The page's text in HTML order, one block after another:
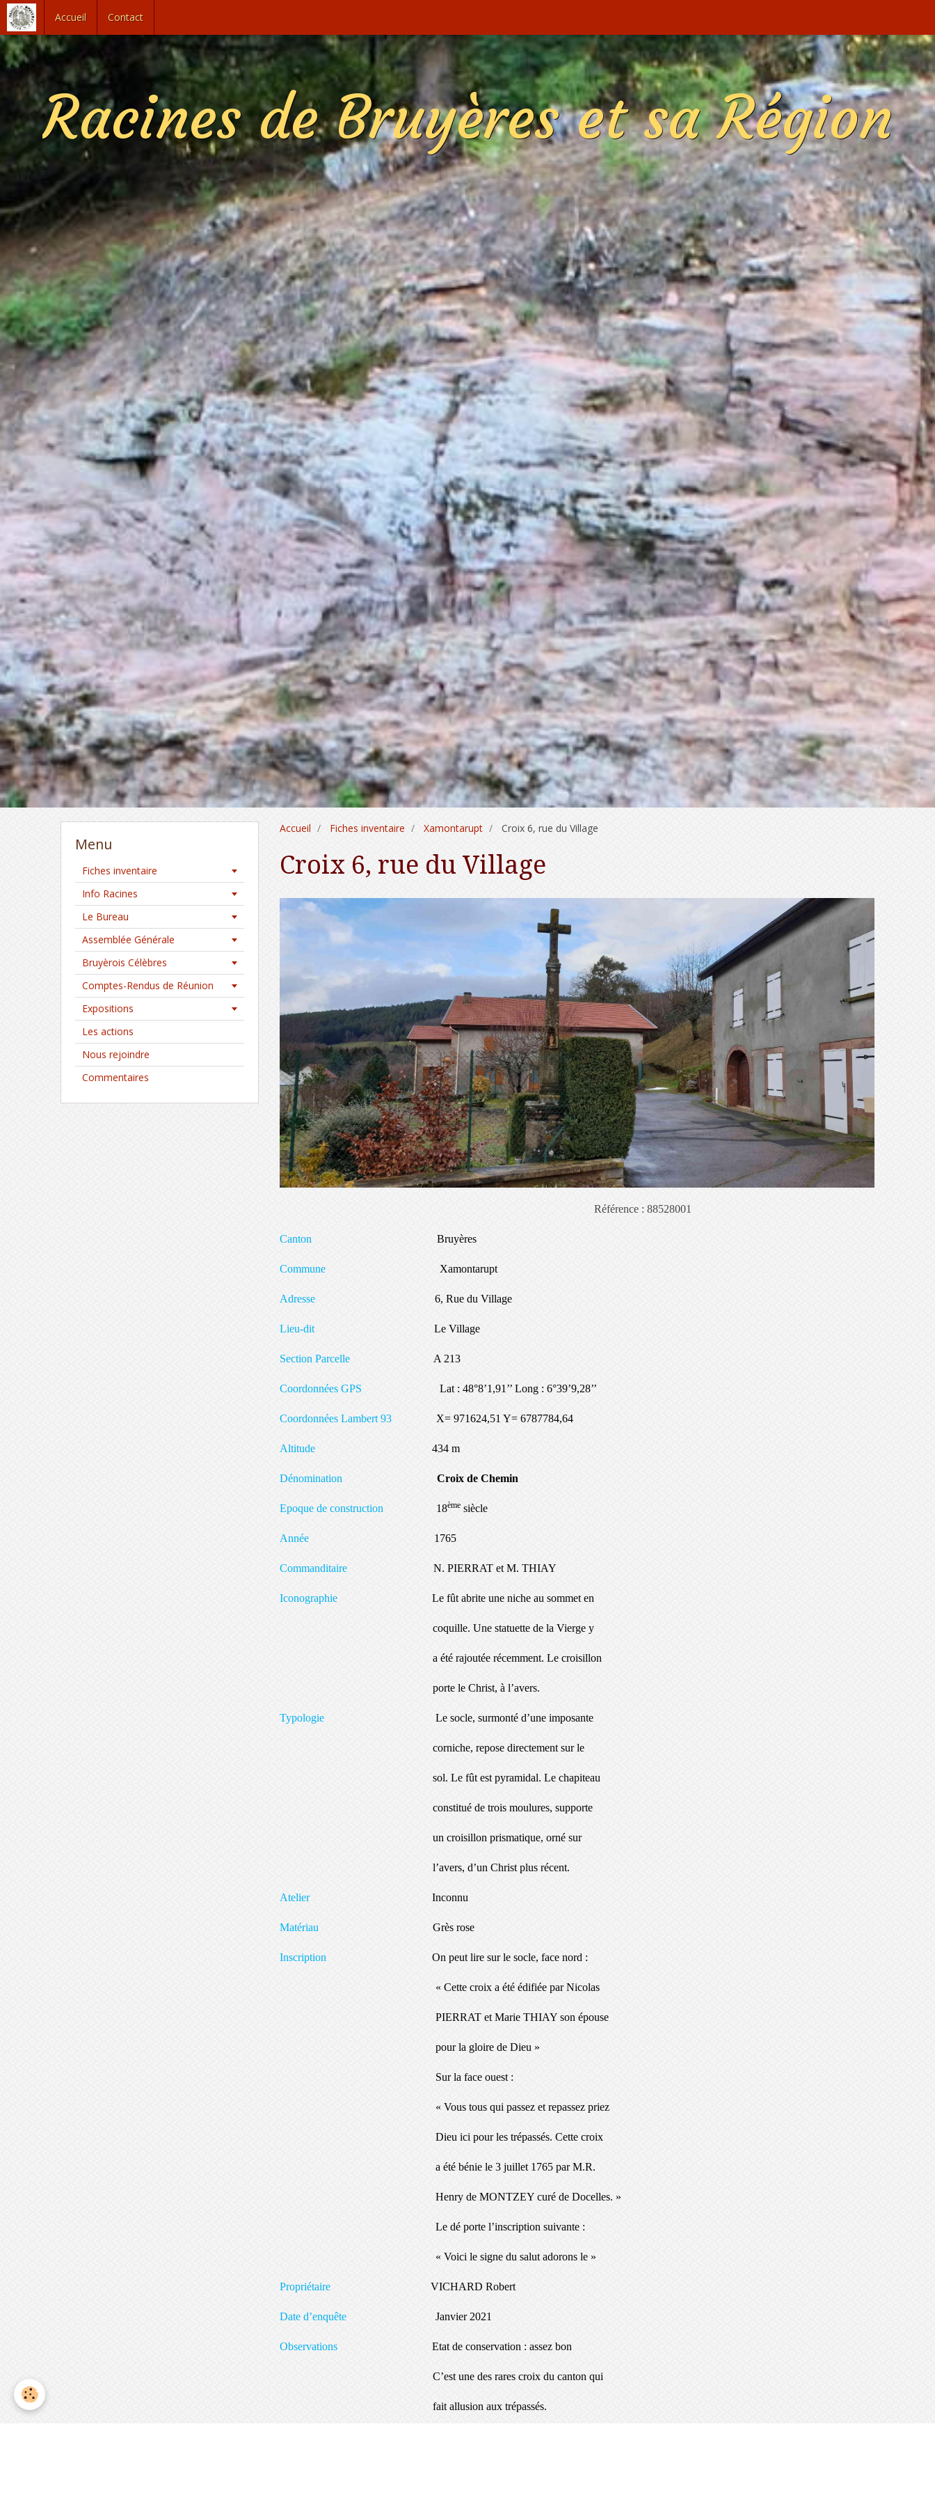
Accueil Contact
Racines de Bruyères et sa Région
Accueil Fiches inventaire Xamontarupt Croix 6, rue du Village
Croix 6, rue du Village
Référence : 88528001
CantonBruyères
CommuneXamontarupt
Adresse6, Rue du Village
Lieu-ditLe Village
Section ParcelleA 213
Coordonnées GPSLat : 48°8’1,91’’ Long : 6°39’9,28’’
Coordonnées Lambert 93X= 971624,51 Y= 6787784,64
Altitude434 m
DénominationCroix de Chemin
Epoque de construction18èmesiècle
Année1765
CommanditaireN. PIERRAT et M. THIAY
IconographieLe fût abrite une niche au sommet en
coquille. Une statuette de la Vierge y
a été rajoutée récemment. Le croisillon
porte le Christ, à l’avers.
TypologieLe socle, surmonté d’une imposante
corniche, repose directement sur le
sol. Le fût est pyramidal. Le chapiteau
constitué de trois moulures, supporte
un croisillon prismatique, orné sur
l’avers, d’un Christ plus récent.
AtelierInconnu
MatériauGrès rose
InscriptionOn peut lire sur le socle, face nord :
« Cette croix a été édifiée par Nicolas
PIERRAT et Marie THIAY son épouse
pour la gloire de Dieu »
Sur la face ouest :
« Vous tous qui passez et repassez priez
Dieu ici pour les trépassés. Cette croix
a été bénie le 3 juillet 1765 par M.R.
Henry de MONTZEY curé de Docelles. »
Le dé porte l’inscription suivante :
« Voici le signe du salut adorons le »
PropriétaireVICHARD Robert
Date d’enquêteJanvier 2021
ObservationsEtat de conservation : assez bon
C’est une des rares croix du canton qui
fait allusion aux trépassés.
Menu
Fiches inventaire
Info Racines
Le Bureau
Assemblée Générale
Bruyèrois Célèbres
Comptes-Rendus de Réunion
Expositions
Les actions
Nous rejoindre
Commentaires